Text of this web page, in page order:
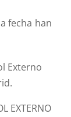
fecha han
Externo
EXTERNO